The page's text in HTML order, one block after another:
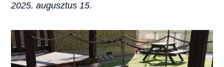
2025. augusztus 15.